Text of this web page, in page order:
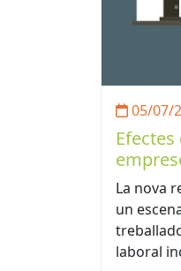
05/07/
La nova
un
laboral